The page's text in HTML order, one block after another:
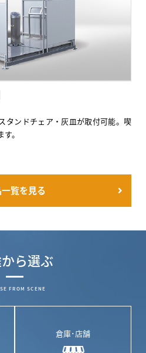
タンドチェア・灰皿が取付可能。喫
。
覧を見る
ら選ぶ
FROM SCENE
倉庫･店舗